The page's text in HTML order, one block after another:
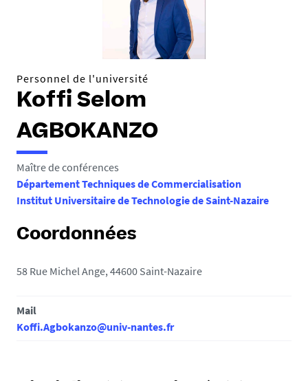
i
:
Personnel de l'université
Koffi Selom
AGBOKANZO
Maître de conférences
Département Techniques de Commercialisation
Institut Universitaire de Technologie de Saint-Nazaire
Coordonnées
58 Rue Michel Ange, 44600 Saint-Nazaire
Mail
Koffi.Agbokanzo@univ-nantes.fr